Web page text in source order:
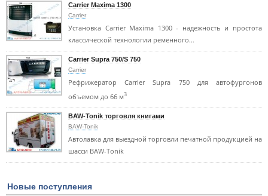
Carrier Maxima 1300
Carrier
Установка Carrier Maxima 1300 - надежность и простота
классической технологии ременного…
Carrier Supra 750/S 750
Carrier
Рефрижератор Carrier Supra 750 для автофургонов
объемом до 66 м3
BAW-Tonik торговля книгами
BAW-Tonik
Автолавка для выездной торговли печатной продукцией на
шасси BAW-Tonik
Новые поступления